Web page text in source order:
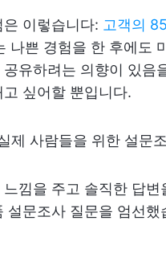
이렇습니다: 고객의
나쁜 경험을 한 후에도
유하려는 의향이 있음
싶어할 뿐입니다.
제 사람들을 위한 설문
낌을 주고 솔직한 답
설문조사 질문을 엄선했